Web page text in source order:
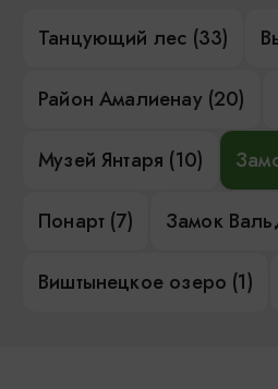
Танцующий лес (33)
Район Амалиенау (20)
Музей Янтаря (10)
Понарт (7) Замок
Виштынецкое озеро (1)